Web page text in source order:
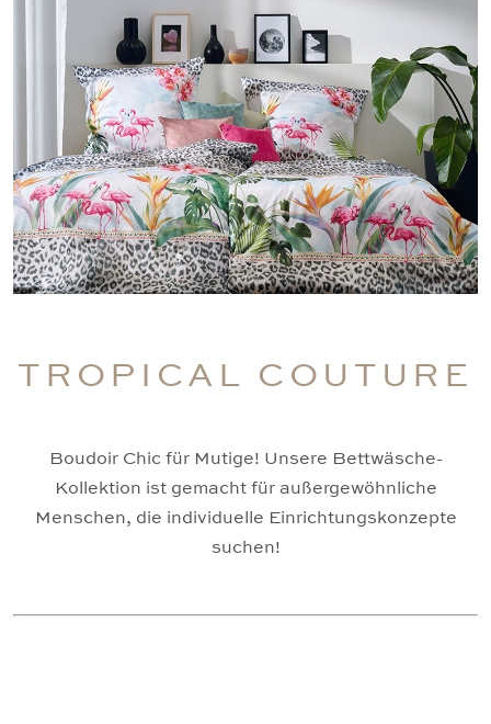
TROPICAL COUTURE
Boudoir Chic für Mutige! Unsere Bettwäsche-
Kollektion ist gemacht für außergewöhnliche
Menschen, die individuelle Einrichtungskonzepte
suchen!